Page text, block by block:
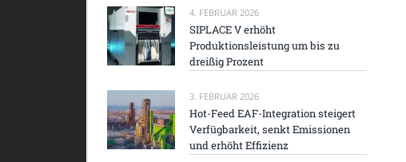
4. FEBRUAR 2026
SIPLACE V erhöht
Produktionsleistung um bis zu
dreißig Prozent
3. FEBRUAR 2026
Hot-Feed EAF-Integration steigert
Verfügbarkeit, senkt Emissionen
und erhöht Effizienz